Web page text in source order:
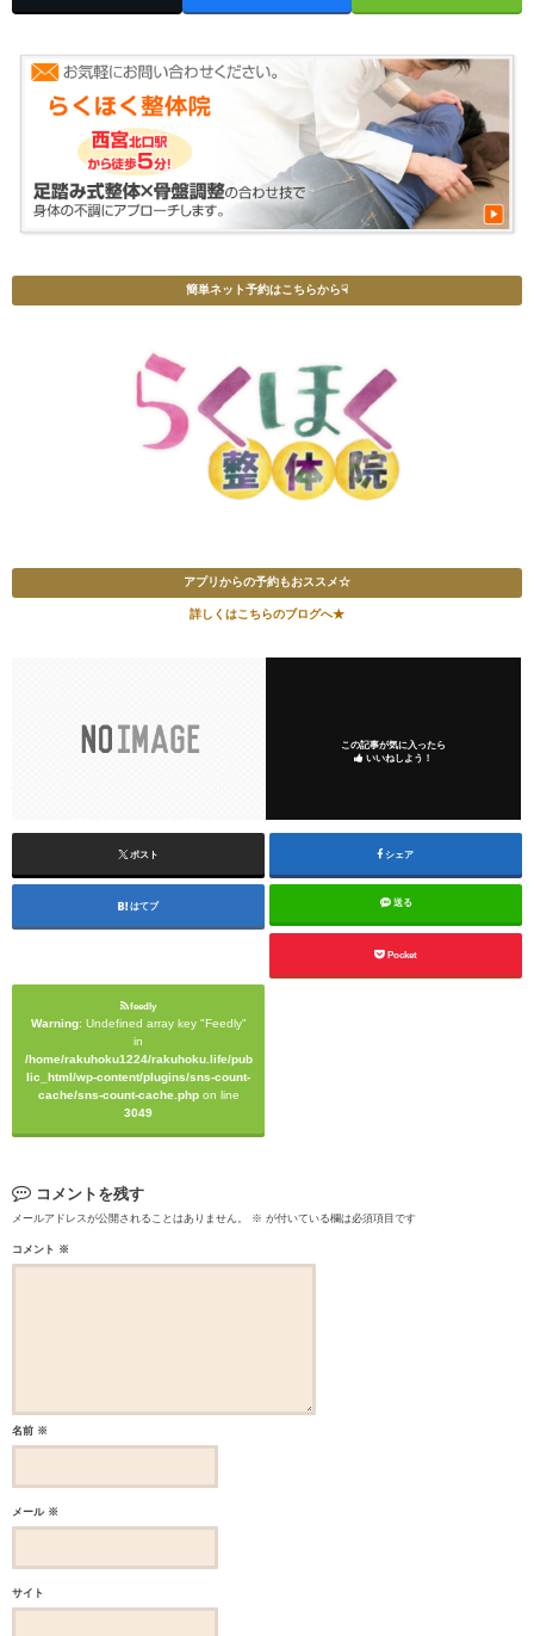
簡単ネット予約はこちらから☟
アプリからの予約もおススメ☆
詳しくはこちらのブログへ★
この記事が気に入ったら
いいねしよう！
ポスト シェア
はてブ 送る
Pocket
feedly
Warning: Undefined array key "Feedly"
in
/home/rakuhoku1224/rakuhoku.life/pub
lic_html/wp-content/plugins/sns-count-
cache/sns-count-cache.phpon line
3049
コメントを残す
メールアドレスが公開されることはありません。 ※ が付いている欄は必須項目です
コメント ※
名前 ※
メール ※
サイト